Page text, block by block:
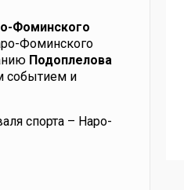
Фоминского
Фоминского
Подоплелова
событием и
спорта – Наро-